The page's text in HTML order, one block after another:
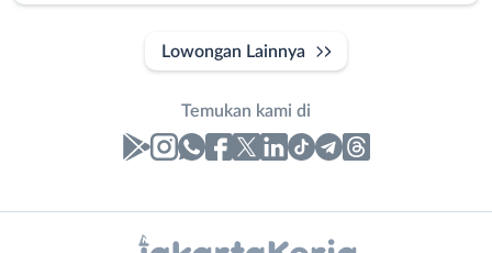
Lowongan Lainnya
Temukan kami di